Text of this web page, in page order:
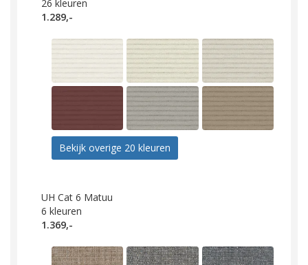
26 kleuren
1.289,-
Bekijk overige 20 kleuren
UH Cat 6 Matuu
6 kleuren
1.369,-